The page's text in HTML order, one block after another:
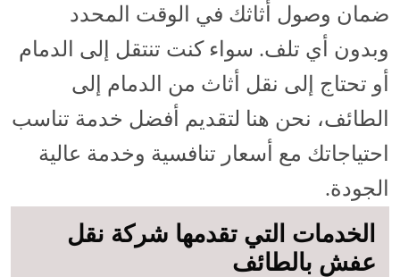
ضمان وصول أثاثك في الوقت المحدد
وبدون أي تلف. سواء كنت تنتقل إلى الدمام
أو تحتاج إلى نقل أثاث من الدمام إلى
الطائف، نحن هنا لتقديم أفضل خدمة تناسب
احتياجاتك مع أسعار تنافسية وخدمة عالية
الجودة.
الخدمات التي تقدمها شركة نقل
عفش بالطائف